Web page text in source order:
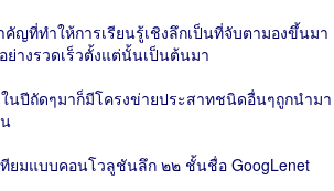
ญที่ทำให้การเรียนรู้เชิงลึกเป็นที่จับตามองขึ้นมา
างรวดเร็วตั้งแต่นั้นเป็นต้นมา
นปีถัดๆมาก็มีโครงข่ายประสาทชนิดอื่นๆถูกนำมา
ยมแบบคอนโวลูชันลึก ๒๒ ชั้นชื่อ GoogLenet